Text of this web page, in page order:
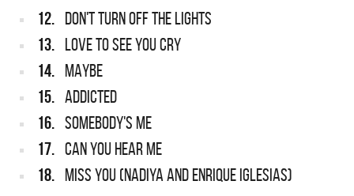
12. DON'T TURN OFF THE LIGHTS
13. LOVE TO SEE YOU CRY
14. MAYBE
15. ADDICTED
16. SOMEBODY'S ME
17. CAN YOU HEAR ME
18. MISS YOU (NADIYA AND ENRIQUE IGLESIAS)